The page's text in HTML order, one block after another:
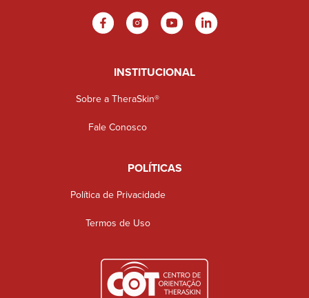
INSTITUCIONAL
Sobre a TheraSkin®
Fale Conosco
POLÍTICAS
Política de Privacidade
Termos de Uso